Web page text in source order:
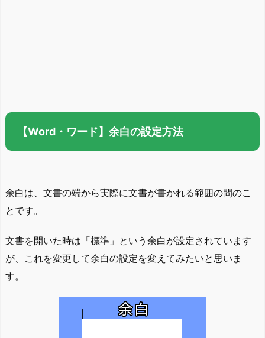
【Word・ワード】余白の設定方法
余白は、文書の端から実際に文書が書かれる範囲の間のこ
とです。
文書を開いた時は「標準」という余白が設定されています
が、これを変更して余白の設定を変えてみたいと思いま
す。